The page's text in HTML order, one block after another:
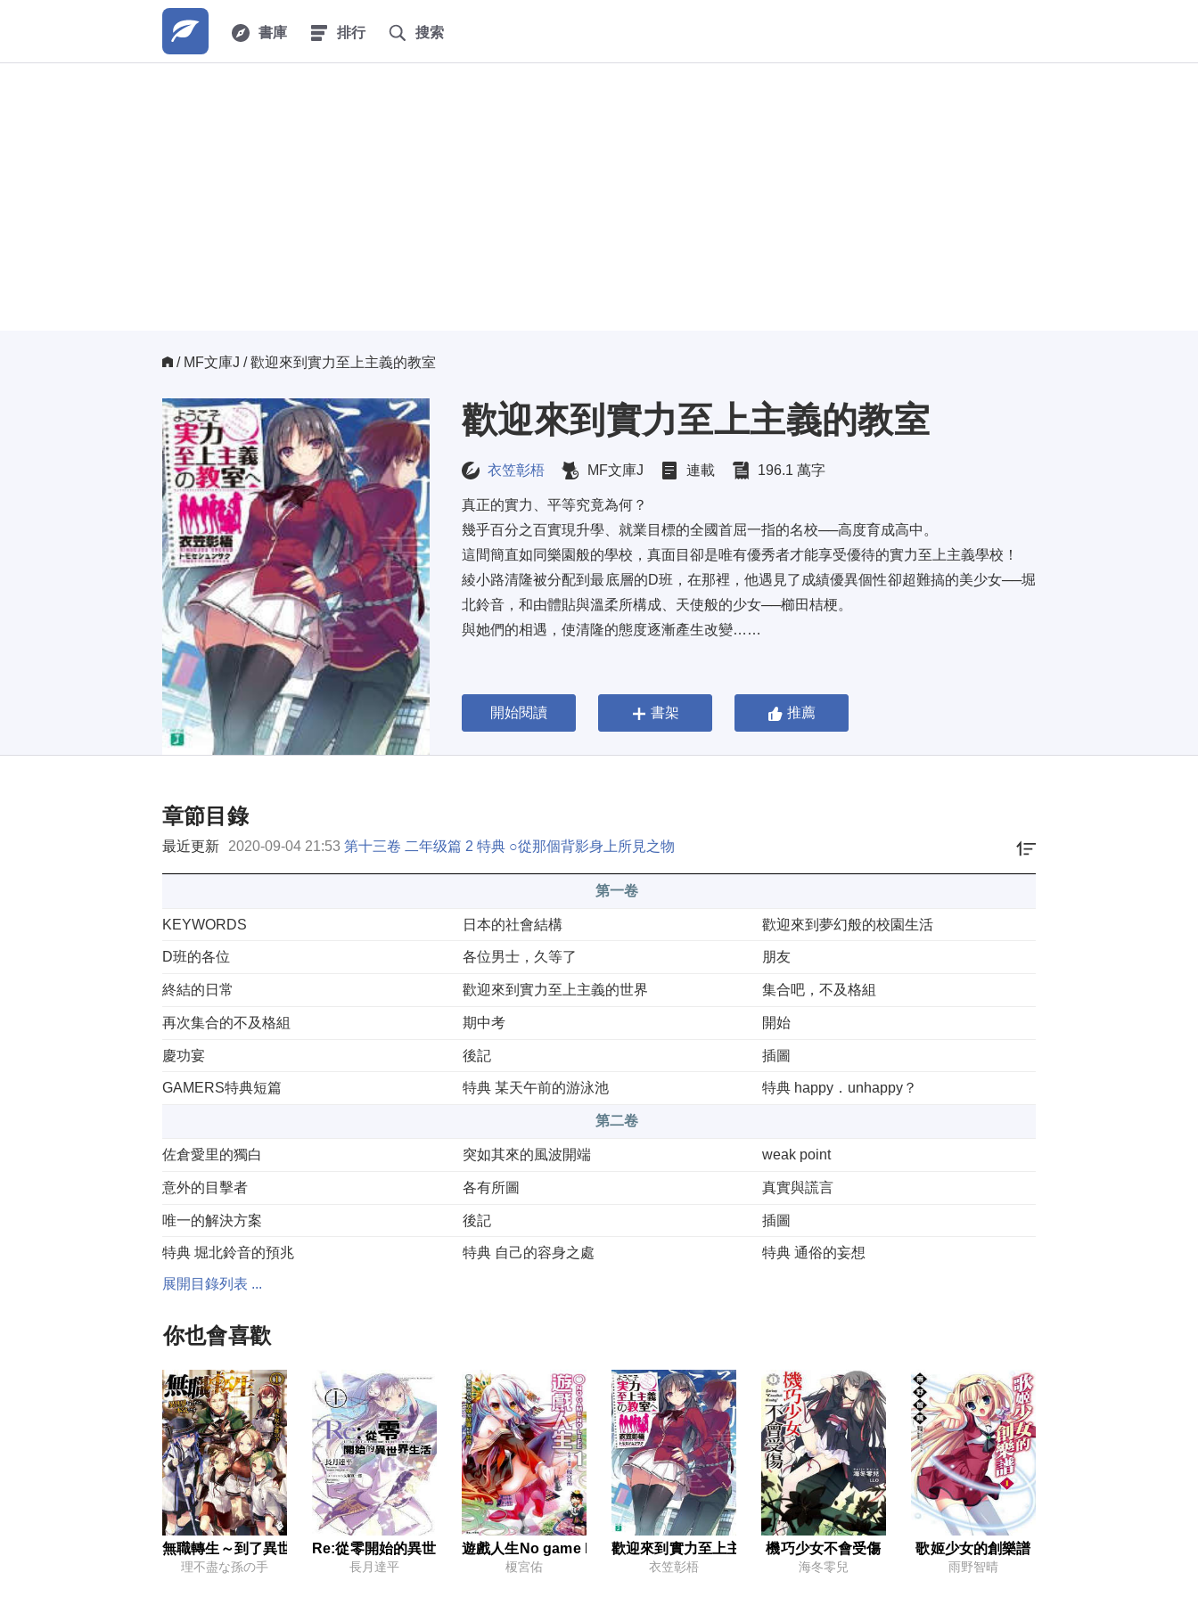
書庫 排行 搜索
/ MF文庫J / 歡迎來到實力至上主義的教室
歡迎來到實力至上主義的教室
衣笠彰梧 MF文庫J 連載 196.1 萬字
真正的實力、平等究竟為何？
幾乎百分之百實現升學、就業目標的全國首屈一指的名校──高度育成高中。
這間簡直如同樂園般的學校，真面目卻是唯有優秀者才能享受優待的實力至上主義學校！
綾小路清隆被分配到最底層的D班，在那裡，他遇見了成績優異個性卻超難搞的美少女──堀
北鈴音，和由體貼與溫柔所構成、天使般的少女──櫛田桔梗。
與她們的相遇，使清隆的態度逐漸產生改變……
開始閱讀 書架 推薦
章節目錄
最近更新 2020-09-04 21:53 第十三卷 二年级篇 2 特典 ○從那個背影身上所見之物
第一卷
KEYWORDS 日本的社會結構 歡迎來到夢幻般的校園生活
D班的各位 各位男士，久等了 朋友
終結的日常 歡迎來到實力至上主義的世界 集合吧，不及格組
再次集合的不及格組 期中考 開始
慶功宴 後記 插圖
GAMERS特典短篇 特典 某天午前的游泳池 特典 happy．unhappy？
第二卷
佐倉愛里的獨白 突如其來的風波開端 weak point
意外的目擊者 各有所圖 真實與謊言
唯一的解決方案 後記 插圖
特典 堀北鈴音的預兆 特典 自己的容身之處 特典 通俗的妄想
開幕 後記 插圖
特典 重要的時間 特典 一之瀨帆波的考試狀況 特典 萌芽之物
第四卷
輕井澤惠的獨白 平穩的日常生活突然間就…… 千差萬別的想法
Double Question 各自的差距 後記
插圖 特典 稀薄的存在 特典 在夢與現實的夾縫中
展開目錄列表 ...
你也會喜歡
無職轉生～到了異世界就拿出真本事～
理不盡な孫の手
Re:從零開始的異世界生活
長月達平
遊戲人生No game No life
榎宮佑
歡迎來到實力至上主義的教室
衣笠彰梧
機巧少女不會受傷
海冬零兒
歌姬少女的創樂譜
雨野智晴